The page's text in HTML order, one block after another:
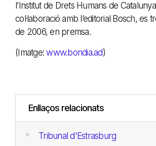
l’Institut de Drets Humans de
col·laboració amb l’editorial Bosch, es
de 2006, en premsa.
(Imatge:www.bondia.ad)
Enllaços relacionats
Tribunal d'Estrasburg